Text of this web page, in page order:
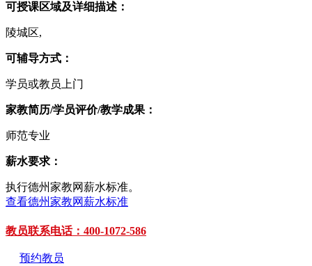
可授课区域及详细描述：
陵城区,
可辅导方式：
学员或教员上门
家教简历/学员评价/教学成果：
师范专业
薪水要求：
执行德州家教网薪水标准。
查看德州家教网薪水标准
教员联系电话：400-1072-586
预约教员